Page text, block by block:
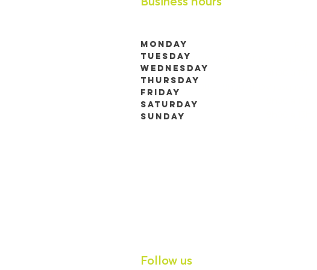
Monday
Tuesday
Wednesday
Thursday
Friday
Saturday
Sunday
9h00 à 19h00 (RDV jusqu'à 21h)
9h00 à 19h00 (RDV jusqu'à 21h)
Follow us